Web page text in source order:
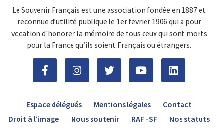
Le Souvenir Français est une association fondée en 1887 et
reconnue d’utilité publique le 1er février 1906 qui a pour
vocation d'honorer la mémoire de tous ceux qui sont morts
pour la France qu’ils soient Français ou étrangers.
Espace délégués Mentions légales
Contact
Droit à l’image
Nous soutenir RAFI-SF Nos statuts